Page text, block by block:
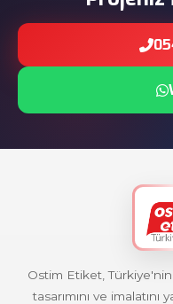
Ostim Etiket,
tasarımını ve imalatını